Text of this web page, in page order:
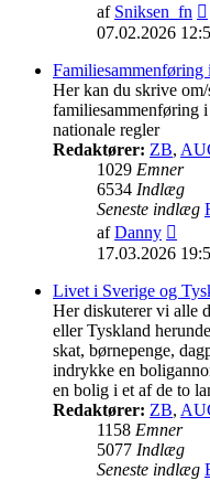
af Sniksen_fn
07.02.2026
Familiesammenføring
Her kan du skrive
familiesammenføring
nationale regler
Redaktører: ZB,
1029 Emner
6534 Indlæg
Seneste indlæg
afDanny
det
17.03.2026
Livet i Sverige og
Her diskuterer vi alle
eller Tyskland
skat, børnepenge,
indrykke en
en bolig i et af de to
Redaktører: ZB,
1158 Emner
5077 Indlæg
Seneste indlæg